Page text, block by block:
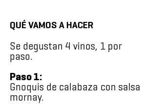
QUÉ VAMOS A HACER
Se degustan 4 vinos, 1 por
paso.
Paso 1:
Gnoquis de calabaza con salsa
mornay.